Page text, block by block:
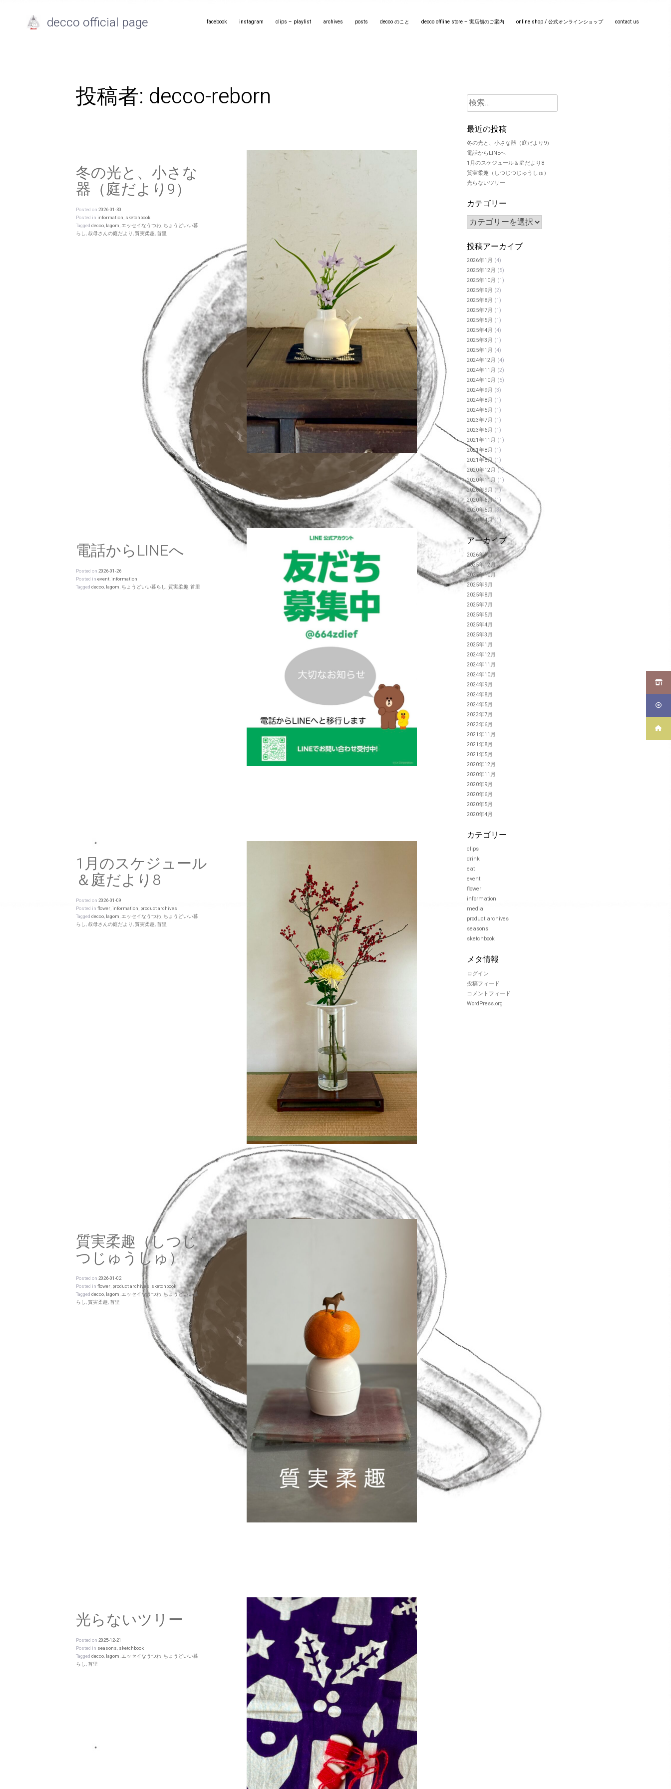
decco official page facebook instagram clips – playlist archives posts decco のこと decco offline store – 実店舗のご案内 online shop / 公式オンラインショップ contact us
投稿者: decco-reborn
冬の光と、小さな
器（庭だより9）
Posted on 2026-01-30
Posted in information, sketchbook
Tagged decco, lagom,エッセイなうつわ, ちょうどいい暮
らし,叔母さんの庭だより ,質実柔趣,首里
電話からLINEへ
Posted on 2026-01-26
Posted in event, information
Tagged decco, lagom, ちょうどいい暮らし,質実柔趣,首里
1月のスケジュール
＆庭だより8
Posted on 2026-01-09
Posted in flower, information, product archives
Tagged decco, lagom,エッセイなうつわ, ちょうどいい暮
らし,叔母さんの庭だより ,質実柔趣,首里
質実柔趣（しつじ
つじゅうしゅ）
Posted on 2026-01-02
Posted in flower, product archives, sketchbook
Tagged decco, lagom,エッセイなうつわ, ちょうどいい暮
らし,質実柔趣,首里
光らないツリー
Posted on 2025-12-21
Posted in seasons, sketchbook
Tagged decco, lagom,エッセイなうつわ, ちょうどいい暮
らし,首里
最近の投稿
冬の光と、小さな器（庭だより9）
電話からLINEへ
1月のスケジュール＆庭だより8
質実柔趣（しつじつじゅうしゅ）
光らないツリー
カテゴリー
投稿アーカイブ
2026年1月 (4)
2025年12月 (5)
2025年10月 (1)
2025年9月 (2)
2025年8月 (1)
2025年7月 (1)
2025年5月 (1)
2025年4月 (4)
2025年3月 (1)
2025年1月 (4)
2024年12月 (4)
2024年11月 (2)
2024年10月 (5)
2024年9月 (3)
2024年8月 (1)
2024年5月 (1)
2023年7月 (1)
2023年6月 (1)
2021年11月 (1)
2021年8月 (1)
2021年5月(1)
2020年12月 (1)
2020年11月 (1)
2020年9月 (1)
2020年6月(1)
2020年5月 (3)
2020年4月(1)
アーカイブ
2026年1月
2025年12月
2025年10月
2025年9月
2025年8月
2025年7月
2025年5月
2025年4月
2025年3月
2025年1月
2024年12月
2024年11月
2024年10月
2024年9月
2024年8月
2024年5月
2023年7月
2023年6月
2021年11月
2021年8月
2021年5月
2020年12月
2020年11月
2020年9月
2020年6月
2020年5月
2020年4月
カテゴリー
clips
drink
eat
event
flower
information
media
product archives
seasons
sketchbook
メタ情報
ログイン
投稿フィード
コメントフィード
WordPress.org